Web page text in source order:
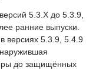
5.3.X до 5.3.9,
ранние выпуски.
версиях 5.3.9, 5.4.9
до защищённых